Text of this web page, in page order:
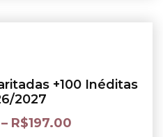
+100 Inéditas
2027
– R$197.00